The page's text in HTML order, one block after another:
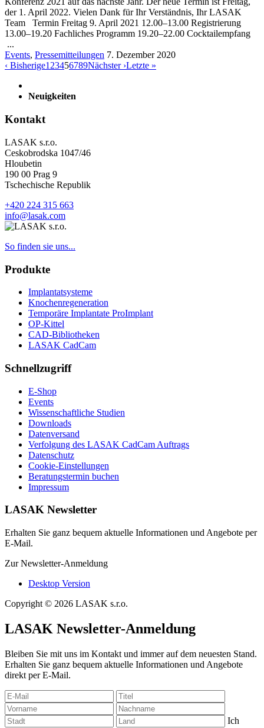
der 1. April 2022. Vielen Dank für Ihr Verständnis, Ihr LASAK
Team Termin Freitag 9. April 2021 12.00–13.00 Registrierung
13.00–19.20 Fachliches Programm 19.20–22.00 Cocktailempfang
...
Events, Pressemitteilungen 7. Dezember 2020
‹ Bisherige123456789Nächster ›Letzte »
Neuigkeiten
Kontakt
LASAK s.r.o.
Ceskobrodska 1047/46
Hloubetin
190 00 Prag 9
Tschechische Republik
+420 224 315 663
info@lasak.com
So finden sie uns...
Produkte
Implantatsysteme
Knochenregeneration
Temporäre Implantate ProImplant
OP-Kittel
CAD-Bibliotheken
LASAK CadCam
Schnellzugriff
E-Shop
Events
Wissenschaftliche Studien
Downloads
Datenversand
Verfolgung des LASAK CadCam Auftrags
Datenschutz
Cookie-Einstellungen
Beratungstermin buchen
Impressum
LASAK Newsletter
Erhalten Sie ganz bequem aktuelle Informationen und Angebote per
E-Mail.
Zur Newsletter-Anmeldung
Desktop Version
Copyright © 2026 LASAK s.r.o.
LASAK Newsletter-Anmeldung
Bleiben Sie mit uns im Kontakt und immer auf dem neuesten Stand.
Erhalten Sie ganz bequem aktuelle Informationen und Angebote
direkt per E-Mail.
Ich